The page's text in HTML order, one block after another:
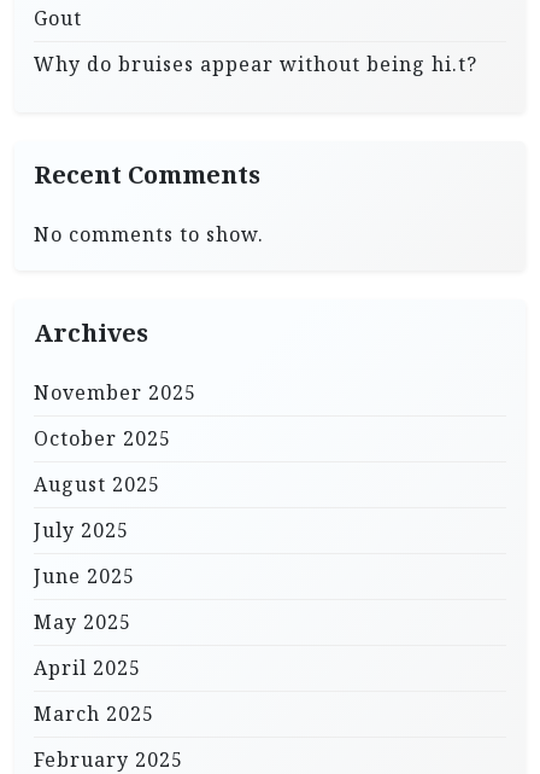
Gout
Why do bruises appear without being hi.t?
Recent Comments
No comments to show.
Archives
November 2025
October 2025
August 2025
July 2025
June 2025
May 2025
April 2025
March 2025
February 2025